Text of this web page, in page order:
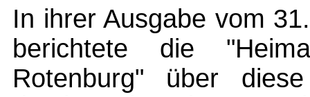
In ihrer Ausgabe vom
berichtete die
Rotenburg" über